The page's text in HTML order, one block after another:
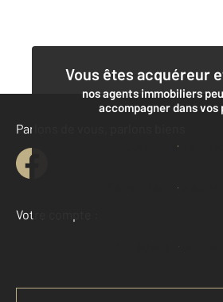
Vous êtes acquéreur
nos agents immobiliers
accompagner dans vos
Contacter
Demander une
Parlons de vous, parlons biens
Votre compte :
Accéder à mon